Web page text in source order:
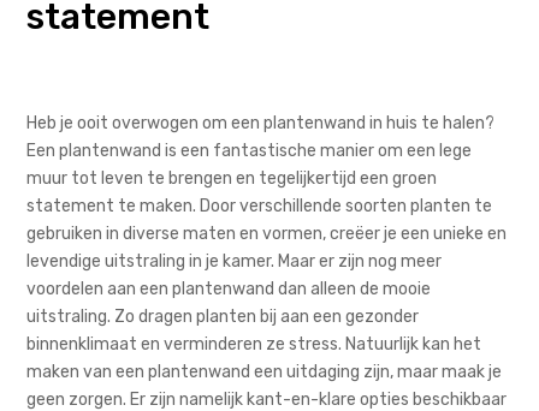
statement
Heb je ooit overwogen om een plantenwand in huis te halen?
Een plantenwand is een fantastische manier om een lege
muur tot leven te brengen en tegelijkertijd een groen
statement te maken. Door verschillende soorten planten te
gebruiken in diverse maten en vormen, creëer je een unieke en
levendige uitstraling in je kamer. Maar er zijn nog meer
voordelen aan een plantenwand dan alleen de mooie
uitstraling. Zo dragen planten bij aan een gezonder
binnenklimaat en verminderen ze stress. Natuurlijk kan het
maken van een plantenwand een uitdaging zijn, maar maak je
geen zorgen. Er zijn namelijk kant-en-klare opties beschikbaar